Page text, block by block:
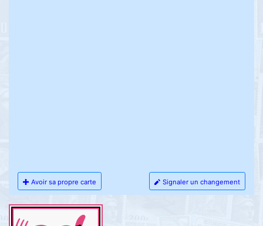
Avoir sa propre carte Signaler un changement